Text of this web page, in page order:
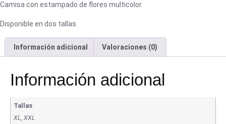
Camisa con estampado de flores multicolor.
Disponible en dos tallas.
Información adicional Valoraciones (0)
Información adicional
Tallas
XL, XXL